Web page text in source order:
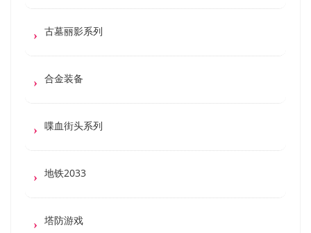
古墓丽影系列
合金装备
喋血街头系列
地铁2033
塔防游戏